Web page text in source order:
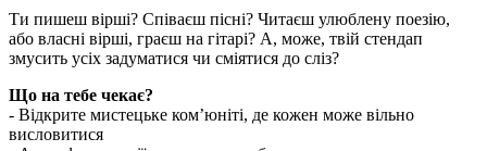
Ти пишеш вірші? Співаєш пісні? Читаєш улюблену поезію,
або власні вірші, граєш на гітарі? А, може, твій стендап
змусить усіх задуматися чи сміятися до сліз?
Що на тебе чекає?
- Відкрите мистецьке ком’юніті, де кожен може вільно
висловитися